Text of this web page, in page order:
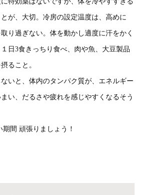
が、大切。冷房の設定温度は、高めに
り過ぎない。体を動かし適度に汗をかく
日3食きっちり食べ、肉や魚、大豆製品
ること。
いと、体内のタンパク質が、エネルギー
い、だるさや疲れを感じやすくなるそう
間 頑張りましょう！